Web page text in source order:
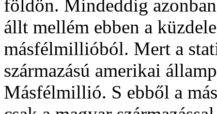
földön. Mindeddig
állt mellém ebben a
másfélmillióból. Mert a
származású amerikai
Másfélmillió. S ebből a